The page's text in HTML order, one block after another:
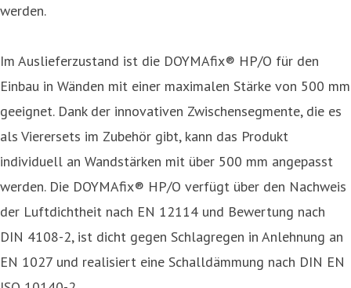
werden.
Im Auslieferzustand ist die DOYMAfix® HP/O für den
Einbau in Wänden mit einer maximalen Stärke von 500 mm
geeignet. Dank der innovativen Zwischensegmente, die es
als Vierersets im Zubehör gibt, kann das Produkt
individuell an Wandstärken mit über 500 mm angepasst
werden. Die DOYMAfix® HP/O verfügt über den Nachweis
der Luftdichtheit nach EN 12114 und Bewertung nach
DIN 4108-2, ist dicht gegen Schlagregen in Anlehnung an
EN 1027 und realisiert eine Schalldämmung nach DIN EN